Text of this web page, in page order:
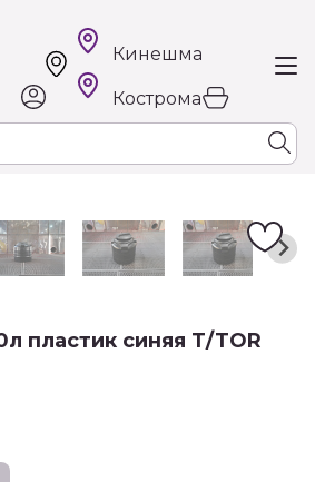
Кинешма
Кострома
пластик синяя T/TOR